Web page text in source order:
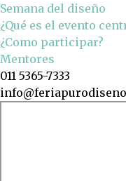
Semana del diseño
¿Qué es el evento
¿Como participar?
Mentores
011 5365-7333